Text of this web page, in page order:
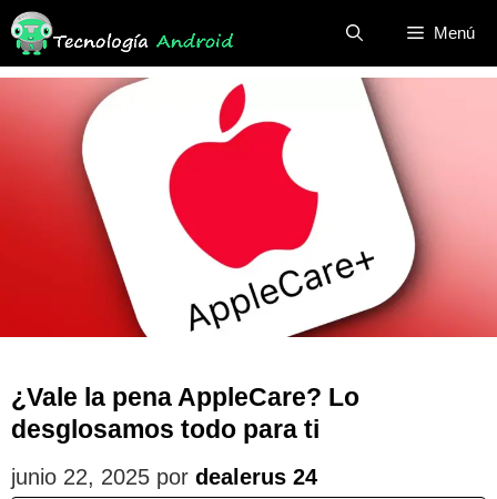
Saltar
contenido
Menú
¿Vale la pena AppleCare? Lo
desglosamos todo para ti
junio 22, 2025 por dealerus 24